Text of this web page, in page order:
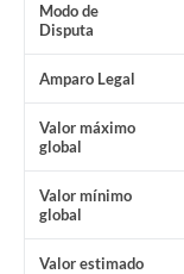
Modo de
Disputa
Amparo Legal
Valor máximo
global
Valor mínimo
global
Valor estimado